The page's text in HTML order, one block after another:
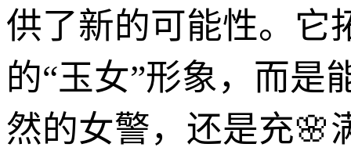
供了新的可能性。它
的“玉女”形象，而是
然的女警，还是充🌸